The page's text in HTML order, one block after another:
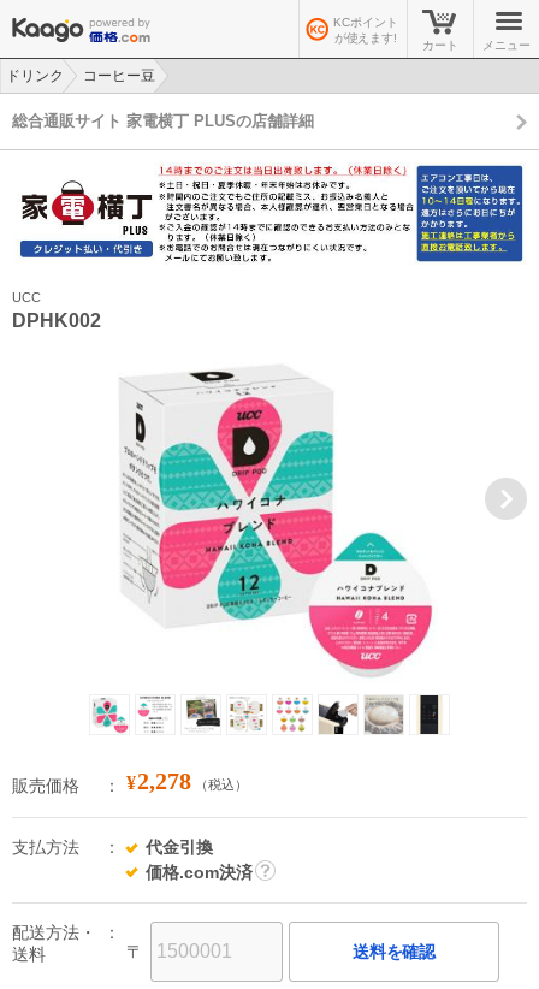
KCポイント
が使えます!
カート メニュー
ドリンク
コーヒー豆
総合通販サイト 家電横丁 PLUSの店舗詳細
UCC
DPHK002
販売価格 ¥2,278 （税込）
支払方法
代金引換
価格.com決済
配送方法・
送料
〒 送料を確認